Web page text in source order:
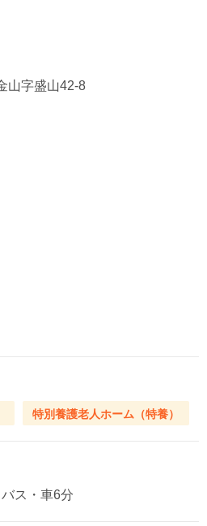
山字盛山42-8
特別養護老人ホーム（特養）
ス・車6分